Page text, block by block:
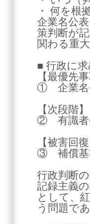
・ 何を根
企業名公
策判断が
関わる重
■ 行政に
【最優先事
① 企業名
【次段階】
② 有識者
【被害回復
③ 補償基
行政判断
記録主義
として、
う問題であ